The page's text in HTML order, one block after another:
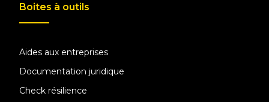
Boites à outils
Aides aux entreprises
Documentation juridique
Check résilience